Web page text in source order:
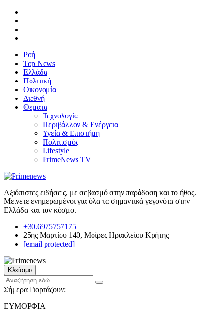
Ροή
Top News
Ελλάδα
Πολιτική
Οικονομία
Διεθνή
Θέματα
Τεχνολογία
Περιβάλλον & Ενέργεια
Υγεία & Επιστήμη
Πολιτισμός
Lifestyle
PrimeNews TV
Αξιόπιστες ειδήσεις, με σεβασμό στην παράδοση και το ήθος.
Μείνετε ενημερωμένοι για όλα τα σημαντικά γεγονότα στην
Ελλάδα και τον κόσμο.
+30.6975757175
25ης Μαρτίου 140, Μοίρες Ηρακλείου Κρήτης
[email protected]
Κλείσιμο
Σήμερα Γιορτάζουν:
ΕΥΜΟΡΦΙΑ